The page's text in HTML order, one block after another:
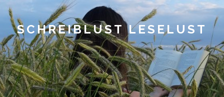
SCHREIBLUST LESELUST